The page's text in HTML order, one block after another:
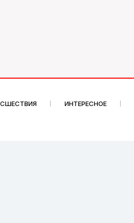
ИНТЕРЕСНОЕ